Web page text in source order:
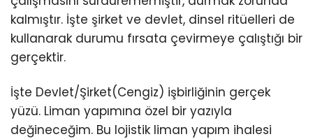
kalmıştır. İşte şirket ve devlet, dinsel ritüelleri de
kullanarak durumu fırsata çevirmeye çalıştığı bir
gerçektir.
İşte Devlet/Şirket(Cengiz) işbirliğinin gerçek
yüzü. Liman yapımına özel bir yazıyla
değineceğim. Bu lojistik liman yapım ihalesi